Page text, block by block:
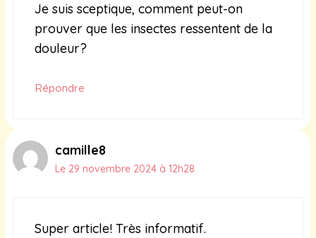
Je suis sceptique, comment peut-on
prouver que les insectes ressentent de la
douleur?
Répondre
camille8
Le 29 novembre 2024 à 12h28
Super article! Très informatif.